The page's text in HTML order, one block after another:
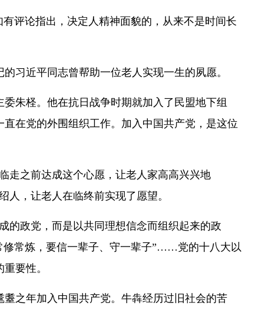
评论指出，决定人精神面貌的，从来不是时间长
近平同志曾帮助一位老人实现一生的夙愿。
柽。他在抗日战争时期就加入了民盟地下组
在党的外围组织工作。加入中国共产党，是这位
之前达成这个心愿，让老人家高高兴兴地
人，让老人在临终前实现了愿望。
政党，而是以共同理想信念而组织起来的政
修常炼，要信一辈子、守一辈子”……党的十八大以
要性。
之年加入中国共产党。牛犇经历过旧社会的苦